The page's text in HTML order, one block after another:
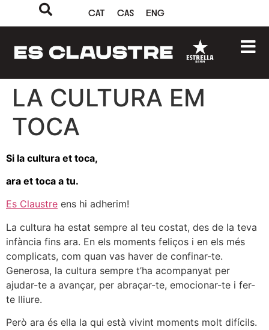
CAT CAS ENG
LA CULTURA EM
TOCA
Si la cultura et toca,
ara et toca a tu.
Es Claustre ens hi adherim!
La cultura ha estat sempre al teu costat, des de la teva
infància fins ara. En els moments feliços i en els més
complicats, com quan vas haver de confinar-te.
Generosa, la cultura sempre t’ha acompanyat per
ajudar-te a avançar, per abraçar-te, emocionar-te i fer-
te lliure.
Però ara és ella la qui està vivint moments molt difícils.